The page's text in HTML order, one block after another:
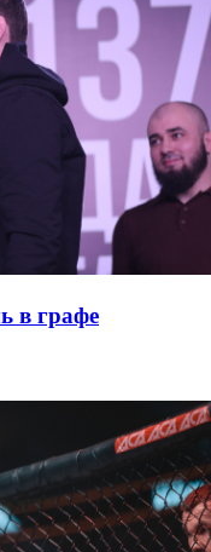
в графе